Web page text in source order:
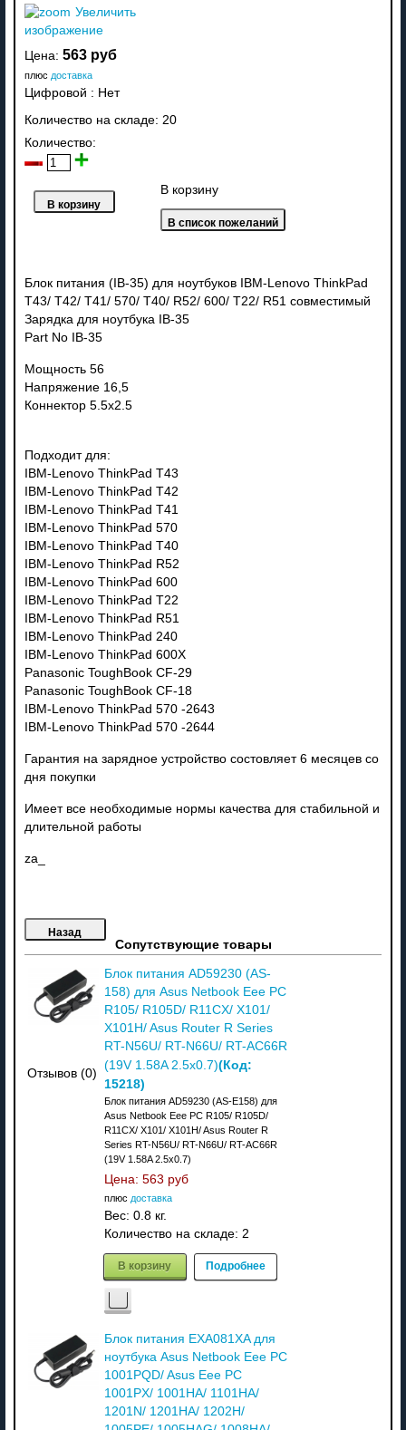
Увеличить
изображение
Цена: 563 руб
плюс доставка
Цифровой : Нет
Количество на складе: 20
Количество:
В корзину
Блок питания (IB-35) для ноутбуков IBM-Lenovo ThinkPad
T43/ T42/ T41/ 570/ T40/ R52/ 600/ T22/ R51 совместимый
Зарядка для ноутбука IB-35
Part No IB-35
Мощность 56
Напряжение 16,5
Коннектор 5.5x2.5
Подходит для:
IBM-Lenovo ThinkPad T43
IBM-Lenovo ThinkPad T42
IBM-Lenovo ThinkPad T41
IBM-Lenovo ThinkPad 570
IBM-Lenovo ThinkPad T40
IBM-Lenovo ThinkPad R52
IBM-Lenovo ThinkPad 600
IBM-Lenovo ThinkPad T22
IBM-Lenovo ThinkPad R51
IBM-Lenovo ThinkPad 240
IBM-Lenovo ThinkPad 600X
Panasonic ToughBook CF-29
Panasonic ToughBook CF-18
IBM-Lenovo ThinkPad 570 -2643
IBM-Lenovo ThinkPad 570 -2644
Гарантия на зарядное устройство состовляет 6 месяцев со
дня покупки
Имеет все необходимые нормы качества для стабильной и
длительной работы
za_
Сопутствующие товары
Отзывов (0)
Блок питания AD59230 (AS-
158) для Asus Netbook Eee PC
R105/ R105D/ R11CX/ X101/
X101H/ Asus Router R Series
RT-N56U/ RT-N66U/ RT-AC66R
(19V 1.58A 2.5x0.7)(Код:
15218)
Блок питания AD59230 (AS-E158) для
Asus Netbook Eee PC R105/ R105D/
R11CX/ X101/ X101H/ Asus Router R
Series RT-N56U/ RT-N66U/ RT-AC66R
(19V 1.58A 2.5x0.7)
Цена: 563 руб
плюс доставка
Вес: 0.8 кг.
Количество на складе: 2
В корзину Подробнее
Блок питания EXA081XA для
ноутбука Asus Netbook Eee PC
1001PQD/ Asus Eee PC
1001PX/ 1001HA/ 1101HA/
1201N/ 1201HA/ 1202H/